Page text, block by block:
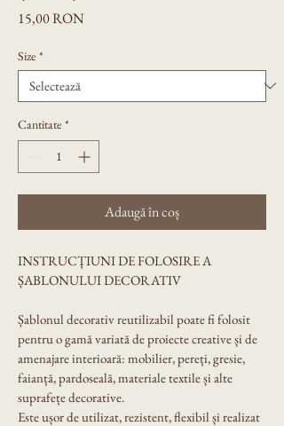
15,00 RONPreț
Size *
Cantitate *
Adaugă în coș
INSTRUCȚIUNI DE FOLOSIRE A
ȘABLONULUI DECORATIV
Șablonul decorativ reutilizabil poate fi folosit
pentru o gamă variată de proiecte creative și de
amenajare interioară: mobilier, pereți, gresie,
faianță, pardoseală, materiale textile și alte
suprafețe decorative.
Este ușor de utilizat, rezistent, flexibil și realizat